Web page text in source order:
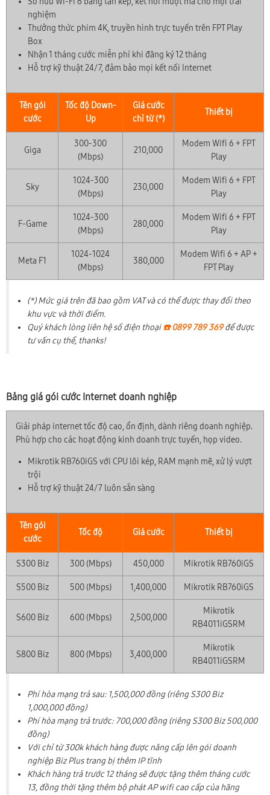
nghiệm
Thưởng thức phim 4K, truyền hình trực tuyến trên FPT Play
Box
Nhận 1 tháng cước miễn phí khi đăng ký 12 tháng
Hỗ trợ kỹ thuật 24/7, đảm bảo mọi kết nối Internet
Tên gói
cước
Tốc độ Down-
Up
Giá cước
chỉ từ (*)
Thiết bị
Giga
300-300
(Mbps)
210,000
Modem Wifi 6 + FPT
Play
Sky
1024-300
(Mbps)
230,000
Modem Wifi 6 + FPT
Play
F-Game
1024-300
(Mbps)
280,000
Modem Wifi 6 + FPT
Play
Meta F1
1024-1024
(Mbps)
380,000
Modem Wifi 6 + AP +
FPT Play
(*) Mức giá trên đã bao gồm VAT và có thể được thay đổi theo
khu vực và thời điểm.
Quý khách lòng liên hệ số điện thoại☎️ 0899 789 369để được
tư vấn cụ thể, thanks!
Bảng giá gói cước Internet doanh nghiệp
Giải pháp internet tốc độ cao, ổn định, dành riêng doanh nghiệp.
Phù hợp cho các hoạt động kinh doanh trực tuyến, họp video.
Mikrotik RB760iGS với CPU lõi kép, RAM mạnh mẽ, xử lý vượt
trội
Hỗ trợ kỹ thuật 24/7 luôn sẵn sàng
Tên gói
cước
Tốc độ Giá cước Thiết bị
S300 Biz 300 (Mbps) 450,000 Mikrotik RB760iGS
S500 Biz 500 (Mbps) 1,400,000 Mikrotik RB760iGS
S600 Biz 600 (Mbps) 2,500,000
Mikrotik
RB4011iGSRM
S800 Biz 800 (Mbps) 3,400,000
Mikrotik
RB4011iGSRM
Phí hòa mạng trả sau: 1,500,000 đồng (riêng S300 Biz
1,000,000 đồng)
Phí hòa mạng trả trước: 700,000 đồng (riêng S300 Biz 500,000
đồng)
Với chỉ từ 300k khách hàng được nâng cấp lên gói doanh
nghiệp Biz Plus trang bị thêm IP tĩnh
Khách hàng trả trước 12 tháng sẽ được tặng thêm tháng cước
13, đồng thời tặng thêm bộ phát AP wifi cao cấp của hãng